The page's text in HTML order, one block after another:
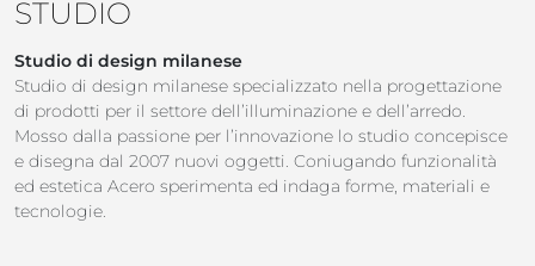
STUDIO
Studio di design milanese
Studio di design milanese specializzato nella progettazione
di prodotti per il settore dell’illuminazione e dell’arredo.
Mosso dalla passione per l’innovazione lo studio concepisce
e disegna dal 2007 nuovi oggetti. Coniugando funzionalità
ed estetica Acero sperimenta ed indaga forme, materiali e
tecnologie.